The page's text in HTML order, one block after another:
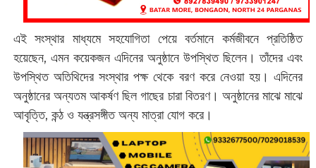
এই সংস্থার মাধ্যমে সহযোগিতা পেয়ে বর্তমানে কর্মজীবনে প্রতিষ্ঠিত
হয়েছেন, এমন কয়েকজন এদিনের অনুষ্ঠানে উপস্থিত ছিলেন। তাঁদের এবং
উপস্থিত অতিথিদের সংস্থার পক্ষ থেকে বরণ করে নেওয়া হয়। এদিনের
অনুষ্ঠানের অন্যতম আকর্ষণ ছিল গাছের চারা বিতরণ। অনুষ্ঠানের মাঝে মাঝে
আবৃত্তি, কন্ঠ ও যন্ত্রসঙ্গীত অন্য মাত্রা যোগ করে।